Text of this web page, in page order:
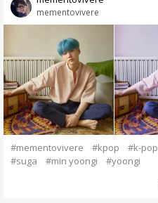
mementovivere
#mementovivere #kpop #k-pop
#suga
#min yoongi #yoongi